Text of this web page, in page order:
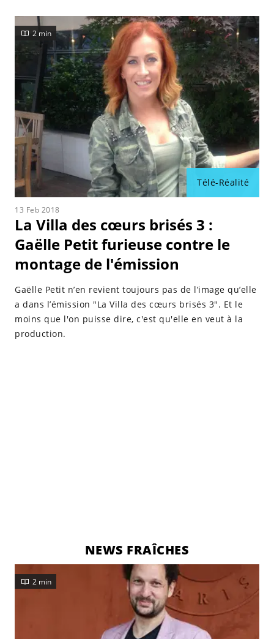
Télé-Réalité
2 min
13 Feb 2018
La Villa des cœurs brisés 3 :
Gaëlle Petit furieuse contre le
montage de l'émission
Gaëlle Petit n’en revient toujours pas de l’image qu’elle
a dans l’émission "La Villa des cœurs brisés 3". Et le
moins que l'on puisse dire, c'est qu'elle en veut à la
production.
NEWS FRAÎCHES
2 min